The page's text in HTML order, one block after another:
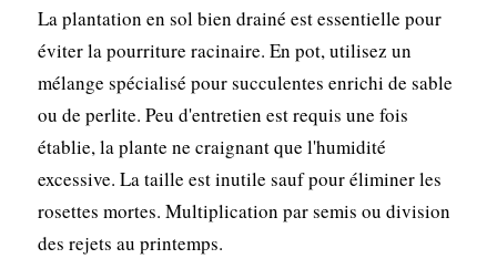
La plantation en sol bien drainé est essentielle pour
éviter la pourriture racinaire. En pot, utilisez un
mélange spécialisé pour succulentes enrichi de sable
ou de perlite. Peu d'entretien est requis une fois
établie, la plante ne craignant que l'humidité
excessive. La taille est inutile sauf pour éliminer les
rosettes mortes. Multiplication par semis ou division
des rejets au printemps.